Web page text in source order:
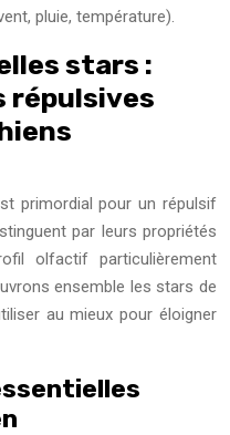
pluie, température).
stars :
répulsives
primordial pour un répulsif
par leurs propriétés
olfactif particulièrement
ensemble les stars de
au mieux pour éloigner